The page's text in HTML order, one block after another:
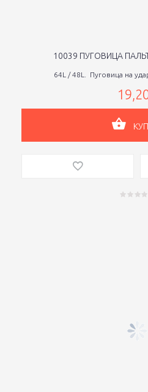
10039 ПУГОВИЦА
64L / 48L. Пуговица на